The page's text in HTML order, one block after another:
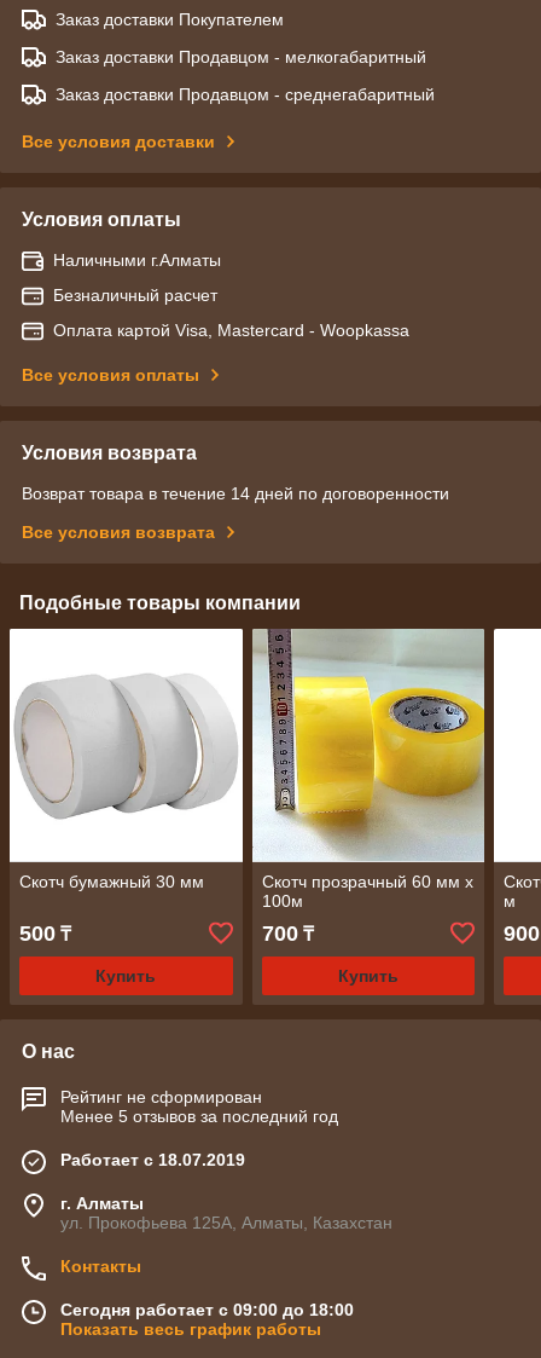
Заказ доставки Покупателем
Заказ доставки Продавцом - мелкогабаритный
Заказ доставки Продавцом - среднегабаритный
Все условия доставки
Условия оплаты
Наличными г.Алматы
Безналичный расчет
Оплата картой Visa, Mastercard - Woopkassa
Все условия оплаты
Условия возврата
Возврат товара в течение 14 дней по договоренности
Все условия возврата
Подобные товары компании
Скотч бумажный 30 мм
500 ₸
Купить
Скотч прозрачный 60 мм х
100м
700₸
Купить
м
900
О нас
Рейтинг не сформирован
Менее 5 отзывов за последний год
Работает с 18.07.2019
г. Алматы
ул. Прокофьева 125А, Алматы, Казахстан
Контакты
Сегодня работает с 09:00 до 18:00
Показать весь график работы